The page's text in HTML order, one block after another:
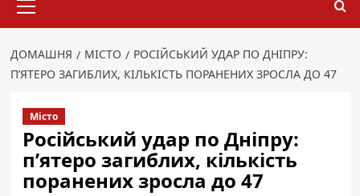
меню
ДОМАШНЯ МІСТО
РОСІЙСЬКИЙ УДАР ПО ДНІПРУ:
П’ЯТЕРО ЗАГИБЛИХ, КІЛЬКІСТЬ ПОРАНЕНИХ ЗРОСЛА ДО 47
Місто
Російський удар по Дніпру:
п’ятеро загиблих, кількість
поранених зросла до 47